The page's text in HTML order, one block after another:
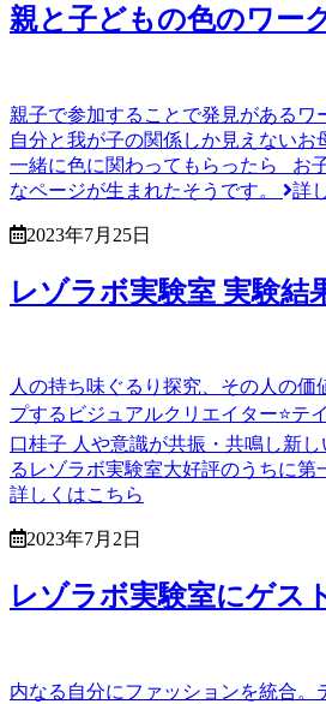
親と子どもの色のワー
親子で参加することで発見がある
自分と我が子の関係しか見えないお
一緒に色に関わってもらったら お
なページが生まれたそうです。
詳
2023年7月25日
レゾラボ実験室 実験結
人の持ち味ぐるり探究、その人の価
プするビジュアルクリエイター⭐️テ
口桂子 ⁡⁡人や意識が共振・共鳴し新
るレゾラボ実験室大好評のうちに第
詳しくはこちら
2023年7月2日
レゾラボ実験室にゲス
内なる自分にファッションを統合。